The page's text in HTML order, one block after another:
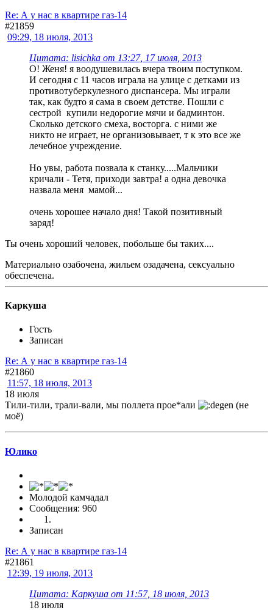
Re: А у нас в квартире газ-14
#21859
09:29, 18 июля, 2013
Цитата: lisichka от 13:27, 17 июля, 2013
О! Женя! я воодушевилась вчера твоим поступком.
И сегодня с 11 часов играла на улице с детками из
противотуберкулезного диспансера. Мы играли
так, как будто я сама в своем детстве. Пошли с
сестрой купили недорогие мячи и бадминтон.
Сколько детского смеха, восторга. с ними же
никто не играет, не организовывает, т к это все же
лечебное учреждение.
Но увы, работа позвала к станку.....Мальчики
кричали - Тетя, приходи завтра! а одна девочка
назвала меня мамой...
очень хорошее начало дня! Такой позитивный
заряд!
Ты очень хороший человек, побольше бы таких....
Материально озабочена, жильем озадачена, сексуально
обеспечена.
Каркуша
Гость
Записан
Re: А у нас в квартире газ-14
#21860
11:57, 18 июля, 2013
18 июля
Тили-тили, трали-вали, мы поллета прое*али
(не
моё)
Юлико
Молодой камчадал
Сообщения: 960
Записан
Re: А у нас в квартире газ-14
#21861
12:39, 19 июля, 2013
Цитата: Каркуша от 11:57, 18 июля, 2013
18 июля